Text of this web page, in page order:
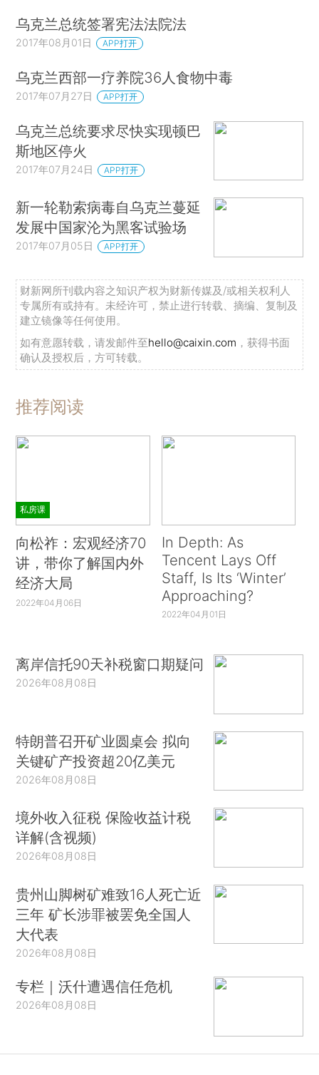
乌克兰总统签署宪法法院法
2017年08月01日 APP打开
乌克兰西部一疗养院36人食物中毒
2017年07月27日 APP打开
乌克兰总统要求尽快实现顿巴
斯地区停火
2017年07月24日 APP打开
新一轮勒索病毒自乌克兰蔓延
发展中国家沦为黑客试验场
2017年07月05日 APP打开
财新网所刊载内容之知识产权为财新传媒及/或相关权利人
专属所有或持有。未经许可，禁止进行转载、摘编、复制及
建立镜像等任何使用。
如有意愿转载，请发邮件至hello@caixin.com ，获得书面
确认及授权后，方可转载。
推荐阅读
私房课
向松祚：宏观经济70
讲，带你了解国内外
经济大局
2022年04月06日
In Depth: As
Tencent Lays Off
Staff, Is Its ‘Winter’
Approaching?
2022年04月01日
离岸信托90天补税窗口期疑问
2026年08月08日
特朗普召开矿业圆桌会 拟向
关键矿产投资超20亿美元
2026年08月08日
境外收入征税 保险收益计税
详解(含视频)
2026年08月08日
贵州山脚树矿难致16人死亡近
三年 矿长涉罪被罢免全国人
大代表
2026年08月08日
专栏｜沃什遭遇信任危机
2026年08月08日